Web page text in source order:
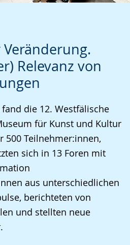
Relevanz von
die 12. Westfälische
für Kunst und Kultur
500 Teilnehmer:innen,
sich in 13 Foren mit
aus unterschiedlichen
berichteten von
und stellten neue